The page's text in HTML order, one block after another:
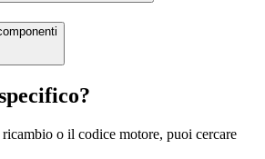
o il codice motore, puoi cercare